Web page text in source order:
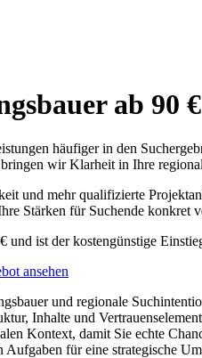
ab 90
häufiger in den
wir Klarheit in Ihre
und mehr qualifizierte
Stärken für Suchende konkret
und ist der kostengünstige
ansehen
und regionale
Inhalte und
Kontext, damit Sie echte
Aufgaben für eine strategische